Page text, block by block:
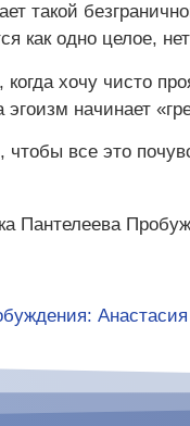
такой
как одно целое,
хочу чисто
эгоизм начинает
чтобы все это